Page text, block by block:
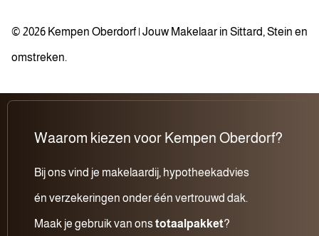
© 2026 Kempen Oberdorf | Jouw Makelaar in Sittard, Stein en
omstreken.
Waarom kiezen voor Kempen Oberdorf?
Bij ons vind je makelaardij, hypotheekadvies
én verzekeringen onder één vertrouwd dak.
Maak je gebruik van onstotaalpakket?